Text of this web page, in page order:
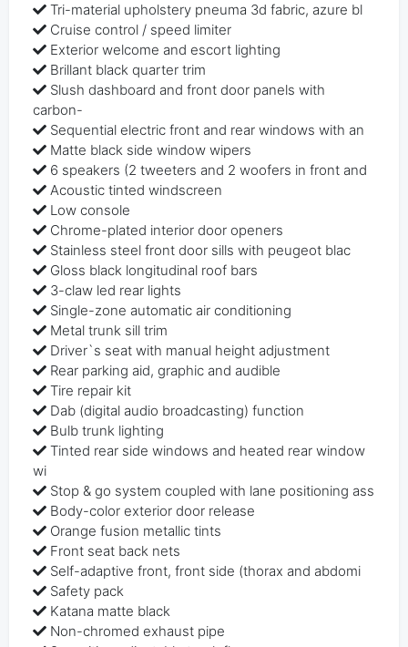
Tri-material upholstery pneuma 3d fabric, azure bl
Cruise control / speed limiter
Exterior welcome and escort lighting
Brillant black quarter trim
Slush dashboard and front door panels with
carbon-
Sequential electric front and rear windows with an
Matte black side window wipers
6 speakers (2 tweeters and 2 woofers in front and
Acoustic tinted windscreen
Low console
Chrome-plated interior door openers
Stainless steel front door sills with peugeot blac
Gloss black longitudinal roof bars
3-claw led rear lights
Single-zone automatic air conditioning
Metal trunk sill trim
Driver`s seat with manual height adjustment
Rear parking aid, graphic and audible
Tire repair kit
Dab (digital audio broadcasting) function
Bulb trunk lighting
Tinted rear side windows and heated rear window
wi
Stop & go system coupled with lane positioning ass
Body-color exterior door release
Orange fusion metallic tints
Front seat back nets
Self-adaptive front, front side (thorax and abdomi
Safety pack
Katana matte black
Non-chromed exhaust pipe